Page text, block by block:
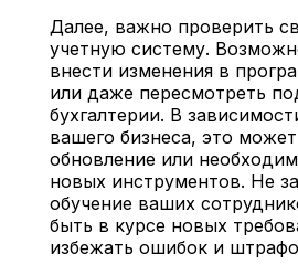
Далее, важно проверить
учетную систему.
внести изменения в
или даже пересмотреть
бухгалтерии. В
вашего бизнеса, это
обновление или
новых инструментов. Не
обучение ваших
быть в курсе новых
избежать ошибок и